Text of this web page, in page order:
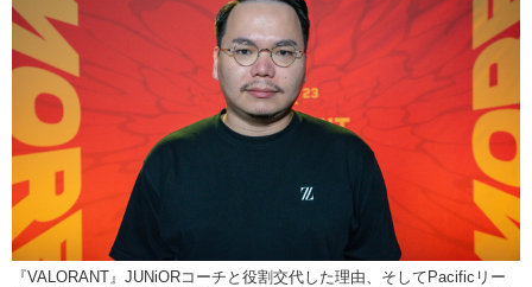
『VALORANT』JUNiORコーチと役割交代した理由、そしてPacificリー